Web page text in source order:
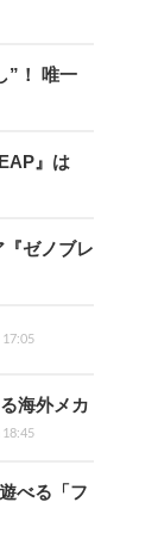
”！ 唯一
』は
ゼノブレ
17:05
海外メカ
18:45
べる「フ